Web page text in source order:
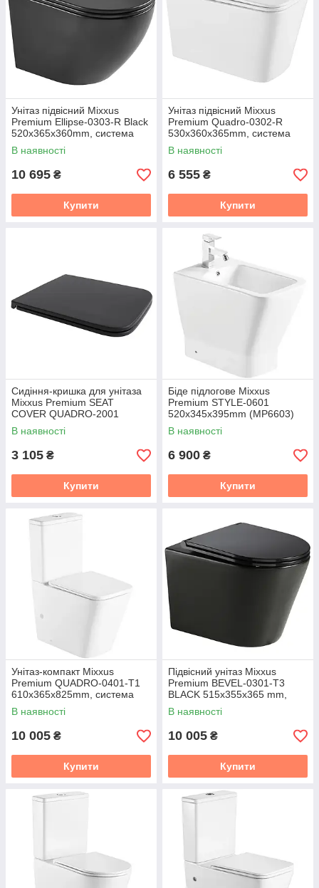
Унітаз підвісний Mixxus
Premium Ellipse-0303-R Black
520x365x360mm, система
змиву RIMLESS (MP6464)
В наявності
10 695 ₴
Купити
Унітаз підвісний Mixxus
Premium Quadro-0302-R
530x360x365mm, система
змиву Rimless (MP6454)
В наявності
6 555 ₴
Купити
Сидіння-кришка для унітаза
Mixxus Premium SEAT
COVER QUADRO-2001
BLACK з мікроліфтом
427х344х39mm (MP6616)
В наявності
3 105 ₴
Купити
Біде підлогове Mixxus
Premium STYLE-0601
520х345х395mm (MP6603)
В наявності
6 900 ₴
Купити
Унітаз-компакт Mixxus
Premium QUADRO-0401-T1
610х365х825mm, система
змиву TORNADO 1.0
(MP6588)
В наявності
10 005 ₴
Купити
Підвісний унітаз Mixxus
Premium BEVEL-0301-T3
BLACK 515х355х365 mm,
система змиву TORNADO 3.0
(MP6595)
В наявності
10 005 ₴
Купити